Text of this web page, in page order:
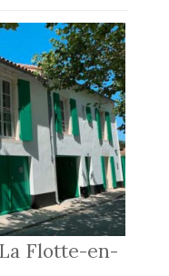
Flotte-en-